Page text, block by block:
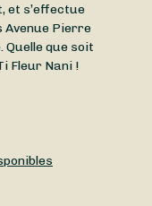
et s’effectue
Avenue Pierre
. Quelle que soit
Fleur Nani !